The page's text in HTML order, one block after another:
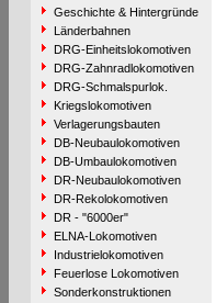
Geschichte & Hintergründe
Länderbahnen
DRG-Einheitslokomotiven
DRG-Zahnradlokomotiven
DRG-Schmalspurlok.
Kriegslokomotiven
Verlagerungsbauten
DB-Neubaulokomotiven
DB-Umbaulokomotiven
DR-Neubaulokomotiven
DR-Rekolokomotiven
DR - "6000er"
ELNA-Lokomotiven
Industrielokomotiven
Feuerlose Lokomotiven
Sonderkonstruktionen